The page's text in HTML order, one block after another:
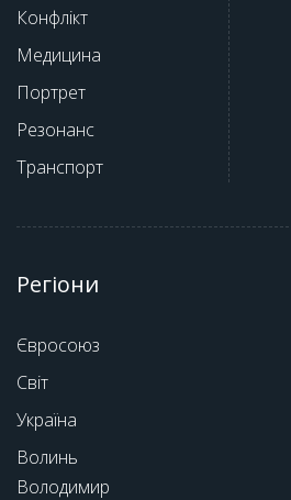
Конфлікт
Медицина
Портрет
Резонанс
Транспорт
Регіони
Євросоюз
Світ
Україна
Волинь
Володимир